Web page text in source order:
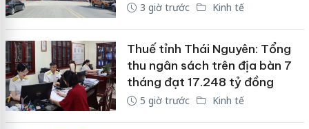
3 giờ trước Kinh tế
Thuế tỉnh Thái Nguyên: Tổng
thu ngân sách trên địa bàn 7
tháng đạt 17.248 tỷ đồng
5 giờ trước Kinh tế